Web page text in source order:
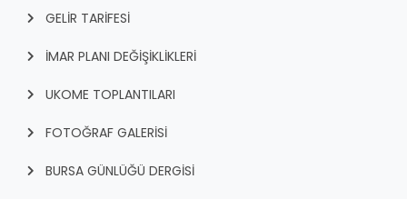
GELİR TARİFESİ
İMAR PLANI DEĞİŞİKLİKLERİ
UKOME TOPLANTILARI
FOTOĞRAF GALERİSİ
BURSA GÜNLÜĞÜ DERGİSİ